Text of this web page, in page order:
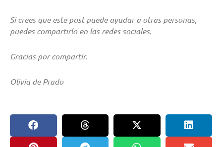
Si crees que este post puede ayudar a otras personas,
puedes compartirlo en las redes sociales.
Gracias por compartir.
Olivia de Prado
compartir en: